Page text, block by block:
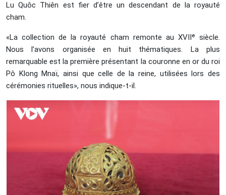
Lu Quôc Thiên est fier d’être un descendant de la royauté
cham.
«La collection de la royauté cham remonte au XVIIᵉ siècle.
Nous l’avons organisée en huit thématiques. La plus
remarquable est la première présentant la couronne en or du roi
Pô Klong Mnaï, ainsi que celle de la reine, utilisées lors des
cérémonies rituelles», nous indique-t-il.